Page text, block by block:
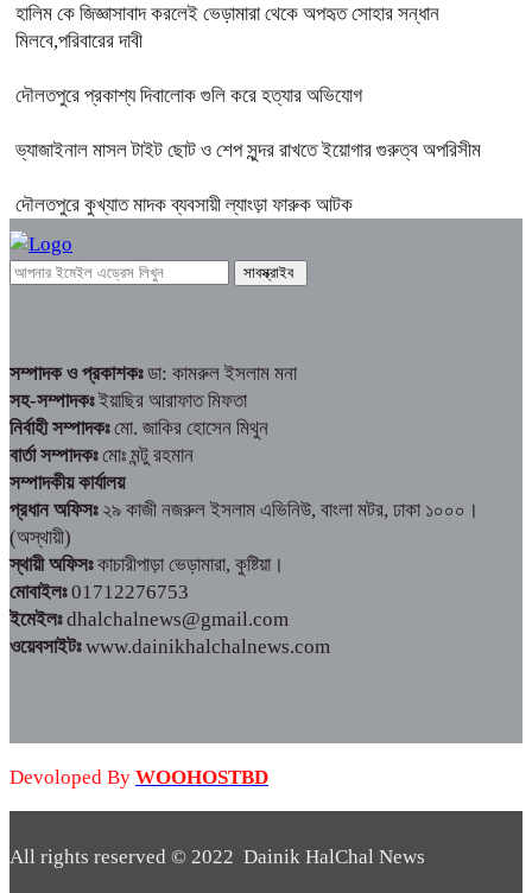
হালিম কে জিজ্ঞাসাবাদ করলেই ভেড়ামারা থেকে অপহৃত সোহার সন্ধান
মিলবে,পরিবারের দাবী
দৌলতপুরে প্রকাশ্য দিবালোক গুলি করে হত্যার অভিযোগ
ভ্যাজাইনাল মাসল টাইট ছোট ও শেপ সুন্দর রাখতে ইয়োগার গুরুত্ব অপরিসীম
দৌলতপুরে কুখ্যাত মাদক ব্যবসায়ী ল্যাংড়া ফারুক আটক
সম্পাদক ও প্রকাশকঃডা: কামরুল ইসলাম মনা
সহ-সম্পাদকঃইয়াছির আরাফাত মিফতা
নির্বাহী সম্পাদকঃমো. জাকির হোসেন মিথুন
বার্তা সম্পাদকঃমোঃ মন্টু রহমান
সম্পাদকীয় কার্যালয়
প্রধান অফিসঃ২৯ কাজী নজরুল ইসলাম এভিনিউ, বাংলা মটর, ঢাকা ১০০০।
(অস্থায়ী)
স্থায়ী অফিসঃকাচারীপাড়া ভেড়ামারা, কুষ্টিয়া।
মোবাইলঃ01712276753
ইমেইলঃdhalchalnews@gmail.com
ওয়েবসাইটঃwww.dainikhalchalnews.com
Devoloped By WOOHOSTBD
All rights reserved © 2022 Dainik HalChal News